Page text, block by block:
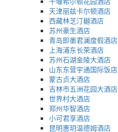
天津丽兹卡尔顿酒店
西藏林芝汀樾酒店
苏州豪生酒店
青岛即墨君澜度假酒店
上海浦东长荣酒店
苏州石湖金陵大酒店
山东东营宇通国际饭店
蒙古贞大酒店
吉林市五洲花园大酒店
世界村大酒店
郑州华智酒店
小可君享酒店
昆明惠玥温德姆酒店